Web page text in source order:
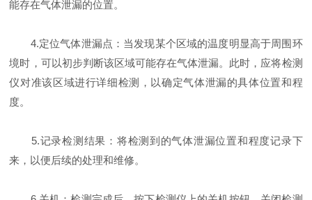
能存在气体泄漏的位置。
4.定位气体泄漏点：当发现某个区域的温度明显高于周围环
境时，可以初步判断该区域可能存在气体泄漏。此时，应将检测
仪对准该区域进行详细检测，以确定气体泄漏的具体位置和程
度。
5.记录检测结果：将检测到的气体泄漏位置和程度记录下
来，以便后续的处理和维修。